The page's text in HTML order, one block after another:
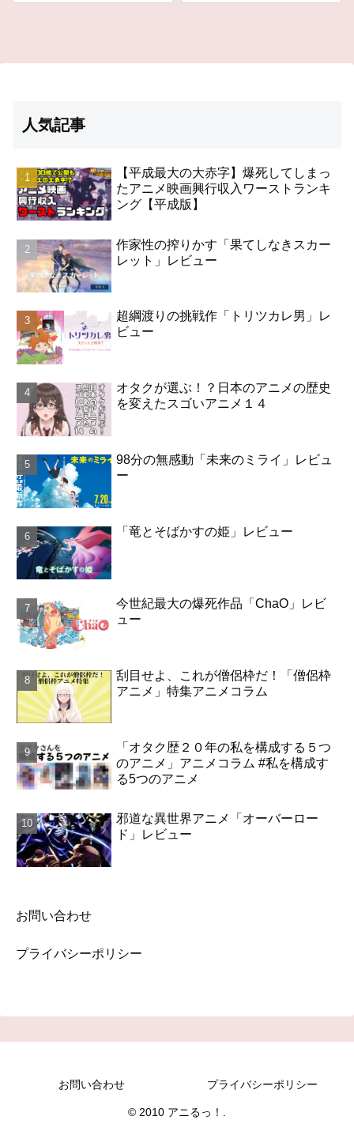
人気記事
【平成最大の大赤字】爆死してしまっ
たアニメ映画興行収入ワーストランキ
ング【平成版】
作家性の搾りかす「果てしなきスカー
レット」レビュー
超綱渡りの挑戦作「トリツカレ男」レ
ビュー
オタクが選ぶ！？日本のアニメの歴史
を変えたスゴいアニメ１４
98分の無感動「未来のミライ」レビュ
ー
「竜とそばかすの姫」レビュー
今世紀最大の爆死作品「ChaO」レビ
ュー
刮目せよ、これが僧侶枠だ！「僧侶枠
アニメ」特集アニメコラム
「オタク歴２０年の私を構成する５つ
のアニメ」アニメコラム #私を構成す
る5つのアニメ
邪道な異世界アニメ「オーバーロー
ド」レビュー
お問い合わせ
プライバシーポリシー
お問い合わせ プライバシーポリシー
© 2010 アニるっ！.